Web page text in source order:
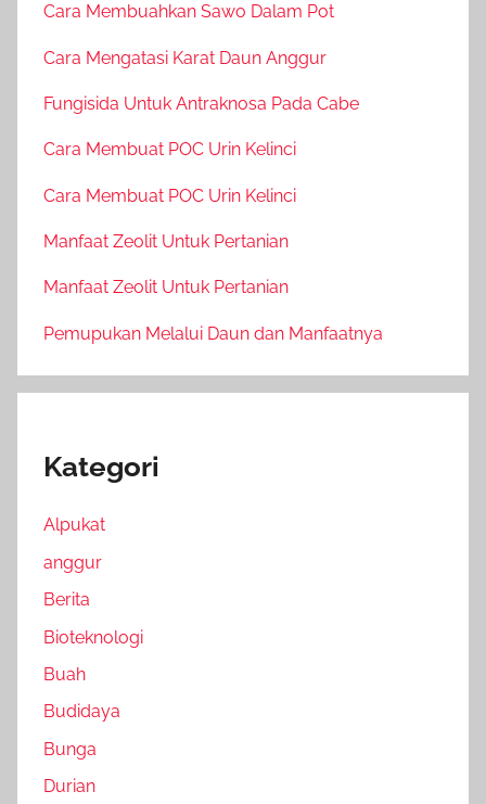
Cara Membuahkan Sawo Dalam Pot
Cara Mengatasi Karat Daun Anggur
Fungisida Untuk Antraknosa Pada Cabe
Cara Membuat POC Urin Kelinci
Cara Membuat POC Urin Kelinci
Manfaat Zeolit Untuk Pertanian
Manfaat Zeolit Untuk Pertanian
Pemupukan Melalui Daun dan Manfaatnya
Kategori
Alpukat
anggur
Berita
Bioteknologi
Buah
Budidaya
Bunga
Durian